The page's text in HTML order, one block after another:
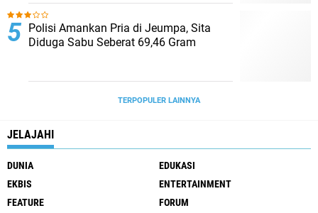
Polisi Amankan Pria di Jeumpa, Sita
Diduga Sabu Seberat 69,46 Gram
TERPOPULER LAINNYA
JELAJAHI
DUNIA
EDUKASI
EKBIS
ENTERTAINMENT
FEATURE
FORUM